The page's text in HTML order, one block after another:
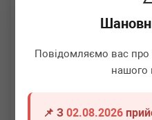
Повідомляємо вас про
нашого
📌 З02.08.2026